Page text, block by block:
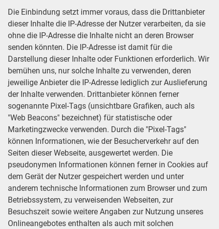
Die Einbindung setzt immer voraus, dass die Drittanbieter
dieser Inhalte die IP-Adresse der Nutzer verarbeiten, da sie
ohne die IP-Adresse die Inhalte nicht an deren Browser
senden könnten. Die IP-Adresse ist damit für die
Darstellung dieser Inhalte oder Funktionen erforderlich. Wir
bemühen uns, nur solche Inhalte zu verwenden, deren
jeweilige Anbieter die IP-Adresse lediglich zur Auslieferung
der Inhalte verwenden. Drittanbieter können ferner
sogenannte Pixel-Tags (unsichtbare Grafiken, auch als
"Web Beacons" bezeichnet) für statistische oder
Marketingzwecke verwenden. Durch die "Pixel-Tags"
können Informationen, wie der Besucherverkehr auf den
Seiten dieser Webseite, ausgewertet werden. Die
pseudonymen Informationen können ferner in Cookies auf
dem Gerät der Nutzer gespeichert werden und unter
anderem technische Informationen zum Browser und zum
Betriebssystem, zu verweisenden Webseiten, zur
Besuchszeit sowie weitere Angaben zur Nutzung unseres
Onlineangebotes enthalten als auch mit solchen